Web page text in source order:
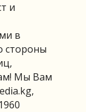
и
в
стороны
Мы Вам
,